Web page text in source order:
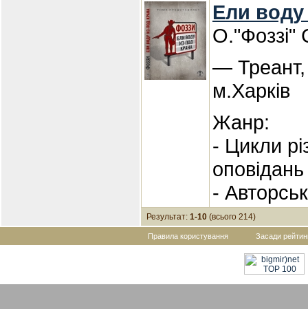
Ели воду
О."Фоззі"
—
м.Харків
Жанр:
- Цикли
оповідань
-
Результат: 1-10 (всього 214)
Правила користування Засади